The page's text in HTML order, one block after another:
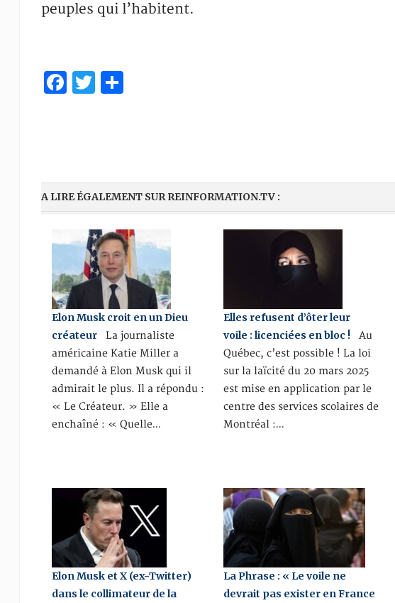
peuples qui l’habitent.
Facebook
Twitter
Partager
A LIRE ÉGALEMENT SUR REINFORMATION.TV :
Elon Musk croit en un Dieu
créateurLa journaliste
américaine Katie Miller a
demandé à Elon Musk qui il
admirait le plus. Il a répondu :
« Le Créateur. » Elle a
enchaîné : « Quelle…
Elles refusent d’ôter leur
voile : licenciées en bloc ! Au
Québec, c’est possible ! La loi
sur la laïcité du 20 mars 2025
est mise en application par le
centre des services scolaires de
Montréal :…
Elon Musk et X (ex-Twitter)
dans le collimateur de la
La Phrase : « Le voile ne
devrait pas exister en France